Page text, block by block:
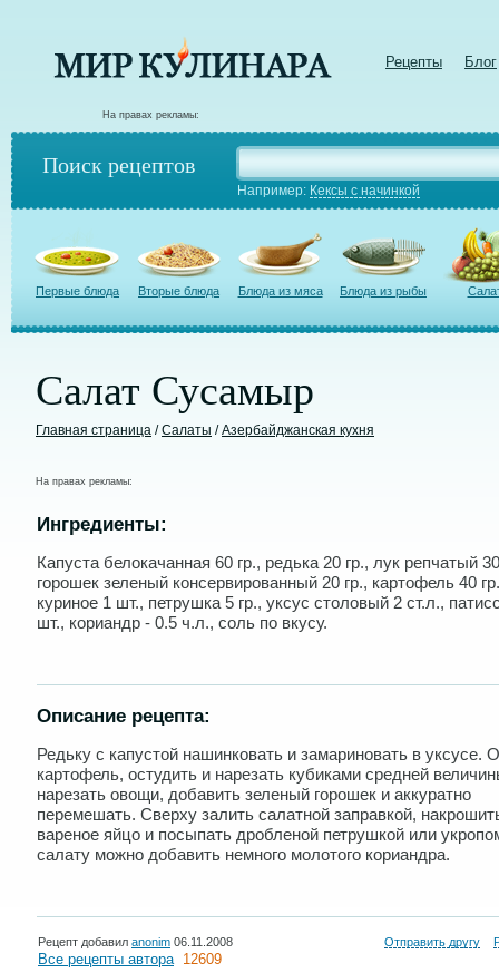
Рецепты Блог
На правах рекламы:
Поиск рецептов
Например: Кексы с начинкой
Первые блюда Вторые блюда Блюда из мяса Блюда из рыбы
Салат Сусамыр
Главная страница /Салаты /Азербайджанская кухня
На правах рекламы:
Ингредиенты:
Капуста белокачанная 60 гр., редька 20 гр., лук репчатый
горошек зеленый консервированный 20 гр., картофель 40
куриное 1 шт., петрушка 5 гр., уксус столовый 2 ст.л.,
шт., кориандр - 0.5 ч.л., соль по вкусу.
Описание рецепта:
Редьку с капустой нашинковать и замариновать в уксусе.
картофель, остудить и нарезать кубиками средней
нарезать овощи, добавить зеленый горошек и аккуратно
перемешать. Сверху залить салатной заправкой,
вареное яйцо и посыпать дробленой петрушкой или
салату можно добавить немного молотого кориандра.
Рецепт добавил anonim 06.11.2008 Отправить другу
Все рецепты автора 12609